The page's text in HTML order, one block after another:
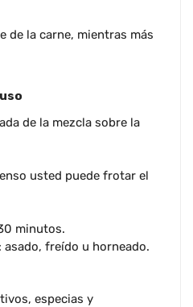
de la carne, mientras más
de la mezcla sobre la
usted puede frotar el
minutos.
asado, freído u horneado.
especias y